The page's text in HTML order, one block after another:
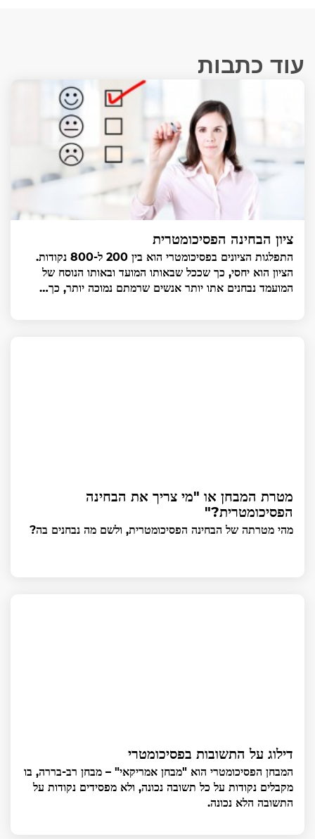
עוד כתבות
ציון הבחינה הפסיכומטרית
התפלגות הציונים בפסיכומטרי הוא בין 200 ל-800 נקודות.
הציון הוא יחסי, כך שככל שבאותו המועד ובאותו הנוסח של
המועמד נבחנים אתו יותר אנשים שרמתם נמוכה יותר, כך…
מטרת המבחן או "מי צריך את הבחינה
הפסיכומטרית?"
מהי מטרתה של הבחינה הפסיכומטרית, ולשם מה נבחנים בה?
דילוג על התשובות בפסיכומטרי
המבחן הפסיכומטרי הוא "מבחן אמריקאי" – מבחן רב-בררה, בו
מקבלים נקודות על כל תשובה נכונה, ולא מפסידים נקודות על
התשובה הלא נכונה.